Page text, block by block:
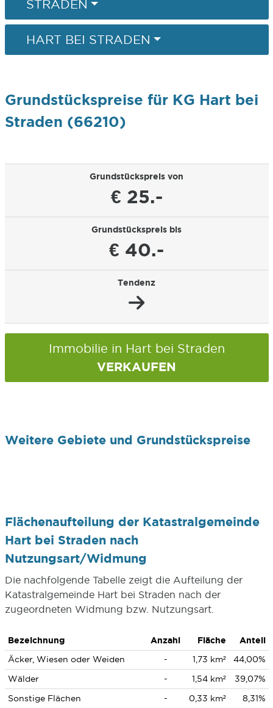
STRADEN
HART BEI STRADEN
Grundstückspreise für KG Hart bei
Straden (66210)
Grundstückspreis von
€ 25.-
Grundstückspreis bis
€ 40.-
Tendenz
Immobilie in Hart bei Straden
VERKAUFEN
Weitere Gebiete und Grundstückspreise
Flächenaufteilung der Katastralgemeinde
Hart bei Straden nach
Nutzungsart/Widmung
Die nachfolgende Tabelle zeigt die Aufteilung der
Katastralgemeinde Hart bei Straden nach der
zugeordneten Widmung bzw. Nutzungsart.
Bezeichnung Anzahl Fläche
Anteil
Äcker, Wiesen oder Weiden
- 1,73 km²
44,00%
Wälder
- 1,54 km²
39,07%
Sonstige Flächen
- 0,33 km² 8,31%